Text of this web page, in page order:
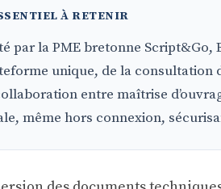
par la PME bretonne
unique, de la consultation
entre maîtrise
même hors connexion,